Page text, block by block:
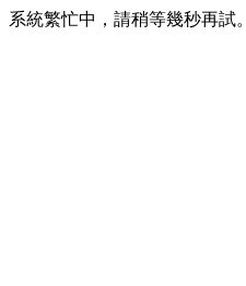
系統繁忙中，請稍等幾秒再試。